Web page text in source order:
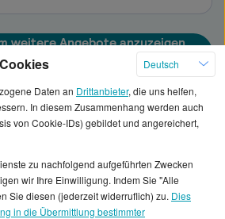
weitere Angebote anzuzeigen
Gehaltsdaten beruhen auf
und die Angaben können nicht
zugeordnet werden.
Deutsch
Daten an Drittanbieter, die uns helfen,
In diesem Zusammenhang werden auch
von Cookie-IDs) gebildet und angereichert,
zu nachfolgend aufgeführten Zwecken
wir Ihre Einwilligung. Indem Sie "Alle
Sie diesen (jederzeit widerruflich) zu. Dies
in die Übermittlung bestimmter